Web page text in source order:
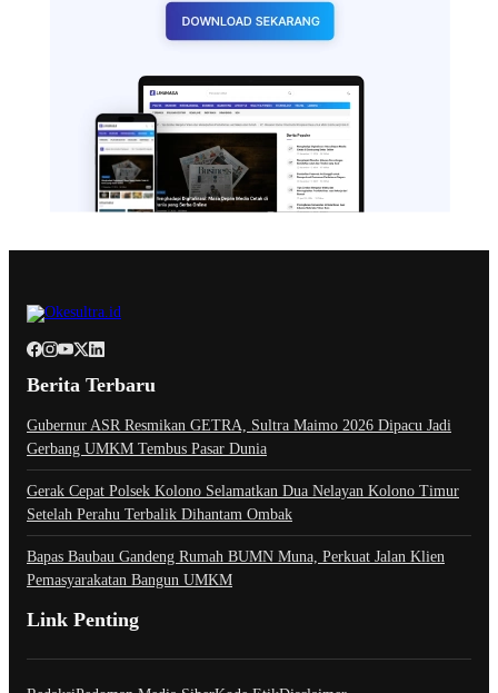
Berita Terbaru
Gubernur ASR Resmikan GETRA, Sultra Maimo 2026 Dipacu Jadi
Gerbang UMKM Tembus Pasar Dunia
Gerak Cepat Polsek Kolono Selamatkan Dua Nelayan Kolono Timur
Setelah Perahu Terbalik Dihantam Ombak
Bapas Baubau Gandeng Rumah BUMN Muna, Perkuat Jalan Klien
Pemasyarakatan Bangun UMKM
Link Penting